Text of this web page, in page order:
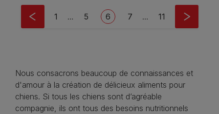
Pagination
First page
1 … Page
5 Current page
6 Page
7 … Last page
11
Nous consacrons beaucoup de connaissances et
d'amour à la création de délicieux aliments pour
chiens. Si tous les chiens sont d’agréable
compagnie, ils ont tous des besoins nutritionnels